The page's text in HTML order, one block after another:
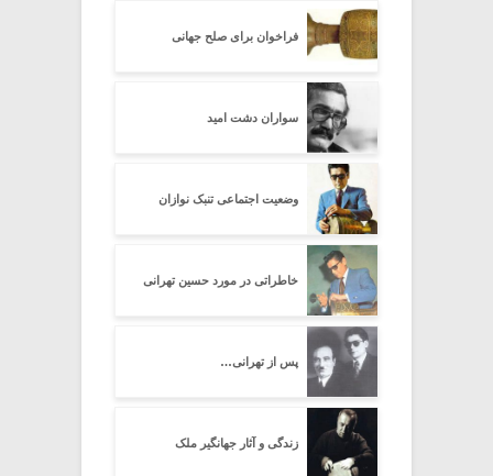
فراخوان برای صلح جهانی
سواران دشت امید
وضعیت اجتماعی تنبک نوازان
خاطراتی در مورد حسین تهرانی
پس از تهرانی…
زندگی و آثار جهانگیر ملک